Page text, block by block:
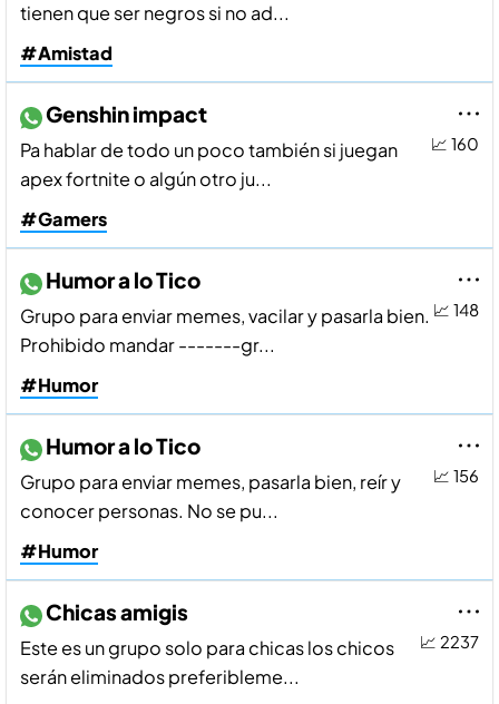
tienen que ser negros si no ad...
#Amistad
📈 160
Genshin impact
Pa hablar de todo un poco también si juegan
apex fortnite o algún otro ju...
#Gamers
📈 148
Humor a lo Tico
Grupo para enviar memes, vacilar y pasarla bien.
Prohibido mandar -------gr...
#Humor
📈 156
Humor a lo Tico
Grupo para enviar memes, pasarla bien, reí­r y
conocer personas. No se pu...
#Humor
📈 2237
Chicas amigis
Este es un grupo solo para chicas los chicos
serán eliminados preferibleme...